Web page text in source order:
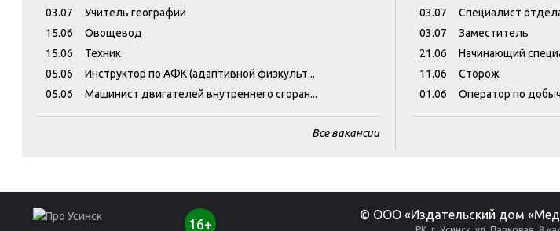
03.07
Учитель географии
15.06
Овощевод
15.06
Техник
05.06
Инструктор по АФК (адаптивной физкульт...
05.06
Машинист двигателей внутреннего сгоран...
Все вакансии
03.07
Специалист
03.07
Заместитель
21.06
Начинающий
11.06
Сторож
01.06
Оператор по
16+
© ООО «Издательский дом